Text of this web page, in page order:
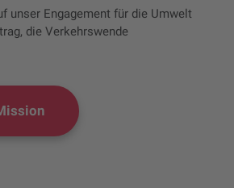
unser Engagement für die Umwelt
die Verkehrswende